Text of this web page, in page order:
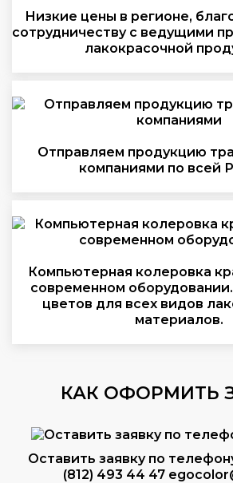
Низкие цены в регионе,
сотрудничеству с ведущими
лакокрасочной
Отправляем продукцию
компаниями по всей
Компьютерная колеровка
современном
цветов для всех видов
материалов.
КАК ОФОРМИТЬ
Оставить заявку по
(812) 493 44 47